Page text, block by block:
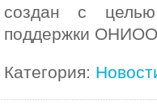
создан с целью
поддержки ОНИОО
Категория: